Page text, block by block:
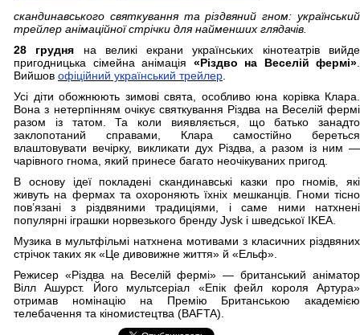
скандинавського святкування та різдвяний гном: український
трейлер анімаційної стрічки для найменших глядачів.
28 грудня на великі екрани українських кінотеатрів вийде
пригодницька сімейна анімація «Різдво на Веселій фермі»
Вийшов офіційний український трейлер
Усі діти обожнюють зимові свята, особливо юна корівка Клара.
Вона з нетерпінням очікує святкування Різдва на Веселій фермі
разом із татом. Та коли виявляється, що батько занадто
заклопотаний справами, Клара самостійно береться
влаштовувати вечірку, викликати дух Різдва, а разом із ним —
чарівного гнома, який принесе багато неочікуваних пригод.
В основу ідеї покладені скандинавські казки про гномів, які
живуть на фермах та охороняють їхніх мешканців. Гноми тісно
пов’язані з різдвяними традиціями, і саме ними натхнені
популярні іграшки норвезького бренду Jysk і шведської IKEA.
Музика в мультфільмі натхнена мотивами з класичних різдвяних
стрічок таких як «Це дивовижне життя» й «Ельф».
Режисер «Різдва на Веселій фермі» — британський аніматор
Вілл Ашурст. Його мультсеріал «Епік фейл короля Артура»
отримав номінацію на Премію Британською академією
телебачення та кіномистецтва (BAFTA).